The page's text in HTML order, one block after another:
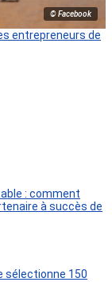
© Facebook
entrepreneurs de
: comment
à succès de
sélectionne 150